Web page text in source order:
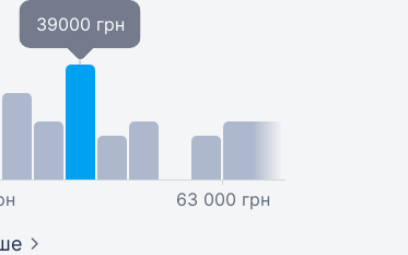
39000 грн
63 000 грн